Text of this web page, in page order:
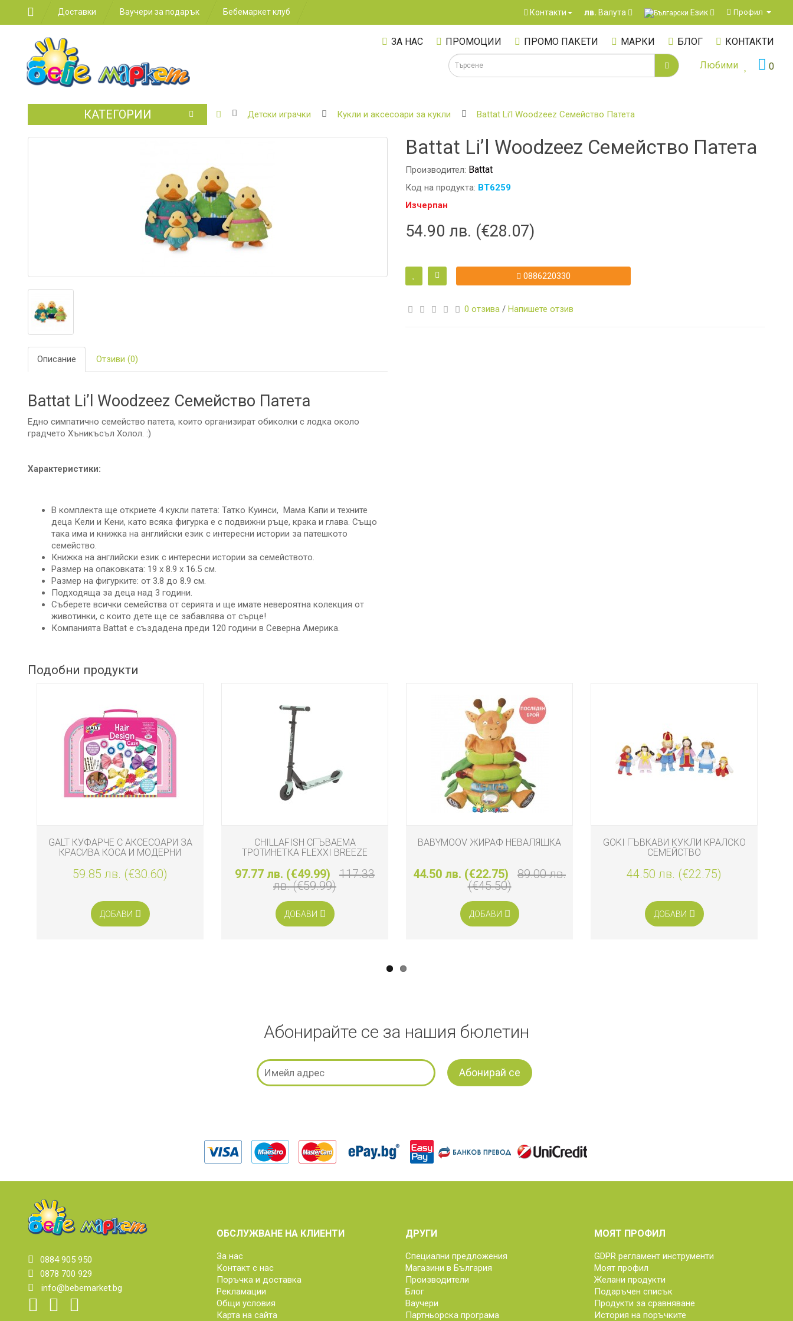
Доставки Ваучери за подарък Бебемаркет клуб Контакти лв. Валута Език Профил
ЗА НАС ПРОМОЦИИ ПРОМО ПАКЕТИ МАРКИ БЛОГ КОНТАКТИ
0
Любими
КАТЕГОРИИ БЕБЕШКИ
КОЛИЧКИ
КОЛА
ЗА
ХРАНЕНЕ
ЗА
ДЕТСКАТА
СТАЯ
ЗА
ДРЕШКИ
ЗА
ПЪТ
РАЗХОДКА
ПЕЛЕНИ
ДЕТСКИ
ИГРАЧКИ
КЪРМЕНЕ
Детски играчки Кукли и аксесоари за кукли Battat Li’l Woodzeez Семейство Патета
Описание Отзиви (0)
Battat Li’l Woodzeez Семейство Патета
Едно симпатично семейство патета, които организират обиколки с лодка около
градчето Хъникъсъл Холол. :)
Характеристики:
В комплекта ще откриете 4 кукли патета: Татко Куинси, Мама Капи и техните
деца Кели и Кени, като всяка фигурка е с подвижни ръце, крака и глава. Също
така има и книжка на английски език с интересни истории за патешкото
семейство.
Книжка на английски език с интересни истории за семейството.
Размер на опаковката: 19 х 8.9 х 16.5 см.
Размер на фигурките: от 3.8 до 8.9 см.
Подходяща за деца над 3 години.
Съберете всички семейства от серията и ще имате невероятна колекция от
животинки, с които дете ще се забавлява от сърце!
Компанията Battat е създадена преди 120 години в Северна Америка.
Battat Li’l Woodzeez Семейство Патета
Производител: Battat
Код на продукта: BT6259
Изчерпан
54.90 лв. (€28.07)
0886220330
0 отзива / Напишете отзив
Подобни продукти
GALT КУФАРЧЕ С АКСЕСОАРИ ЗА
КРАСИВА КОСА И МОДЕРНИ
59.85 лв. (€30.60)
ДОБАВИ
CHILLAFISH СГЪВАЕМА
ТРОТИНЕТКА FLEXXI BREEZE
97.77 лв. (€49.99)
117.33
лв. (€59.99)
ДОБАВИ
BABYMOOV ЖИРАФ НЕВАЛЯШКА
44.50 лв. (€22.75)
89.00 лв.
(€45.50)
ДОБАВИ
GOKI ГЪВКАВИ КУКЛИ КРАЛСКО
СЕМЕЙСТВО
44.50 лв. (€22.75)
ДОБАВИ
Абонирайте се за нашия бюлетин
0884 905 950
0878 700 929
info@bebemarket.bg
ОБСЛУЖВАНЕ НА КЛИЕНТИ
За нас
Контакт с нас
Поръчка и доставка
Рекламации
Общи условия
Карта на сайта
ДРУГИ
Специални предложения
Магазини в България
Производители
Блог
Ваучери
Партньорска програма
МОЯТ ПРОФИЛ
GDPR регламент инструменти
Моят профил
Желани продукти
Подаръчен списък
Продукти за сравняване
История на поръчките